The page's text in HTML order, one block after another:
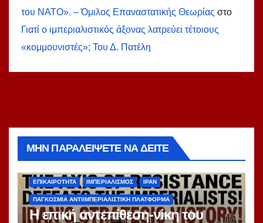
του ΝΑΤΟ». – Όμιλος Επαναστατικής Θεωρίας στο
Γιατί ο ιμπεριαλιστικός άξονας λατρεύει τέτοιους
«κομμουνιστές»; Του Δ. Πατέλη
ΜΗΝ ΠΑΡΑΛΕΊΨΕΤΕ ΝΑ ΔΕΊΤΕ
ΕΠΙΚΑΙΡΌΤΗΤΑ ΙΜΠΕΡΙΑΛΙΣΜΌΣ ΙΡΆΝ
ΠΑΓΚΌΣΜΙΑ ΑΝΤΙΙΜΠΕΡΙΑΛΙΣΤΙΚΉ ΠΛΑΤΦΌΡΜΑ
Η επική αντεπίθεση-νίκη του